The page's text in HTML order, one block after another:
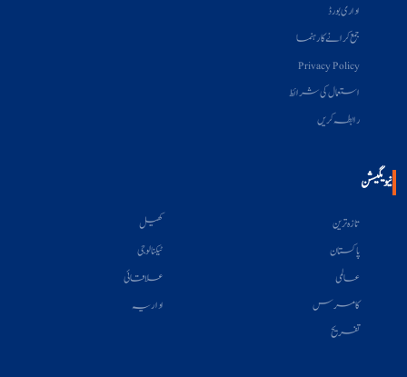
اداری بورڈ
جمع کرانے کا رہنما
Privacy Policy
استعمال کی شرائط
رابطہ کریں
نیویگیشن
تازہ ترین
پاکستان
عالمی
کامرس
تفریح
کھیل
ٹیکنالوجی
علاقائی
اداریہ